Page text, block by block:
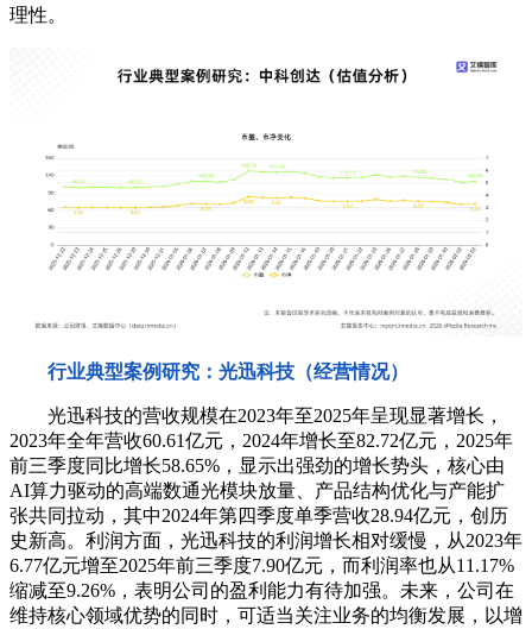
理性。
行业典型案例研究：光迅科技（经营情况）
光迅科技的营收规模在2023年至2025年呈现显著增长，
2023年全年营收60.61亿元，2024年增长至82.72亿元，2025年
前三季度同比增长58.65%，显示出强劲的增长势头，核心由
AI算力驱动的高端数通光模块放量、产品结构优化与产能扩
张共同拉动，其中2024年第四季度单季营收28.94亿元，创历
史新高。利润方面，光迅科技的利润增长相对缓慢，从2023年
6.77亿元增至2025年前三季度7.90亿元，而利润率也从11.17%
缩减至9.26%，表明公司的盈利能力有待加强。未来，公司在
维持核心领域优势的同时，可适当关注业务的均衡发展，以增